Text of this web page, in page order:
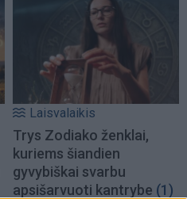
Laisvalaikis
Trys Zodiako ženklai,
kuriems šiandien
gyvybiškai svarbu
apsišarvuoti kantrybe (1)